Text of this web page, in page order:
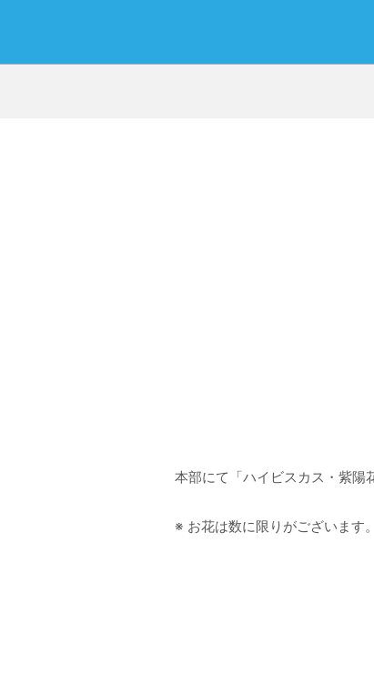
本部にて「ハイビスカス・紫陽
※ お花は数に限りがございます。